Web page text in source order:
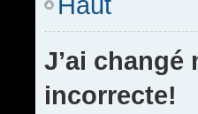
J’ai changé
incorrecte!